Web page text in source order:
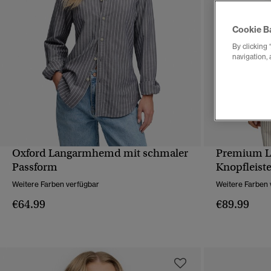
SCHNELLANSICHT
Oxford Langarmhemd mit schmaler
Passform
Weitere Farben verfügbar
€64.99
Premium
Weitere Farben
€89.99
Cookie
By clicking
navigation,